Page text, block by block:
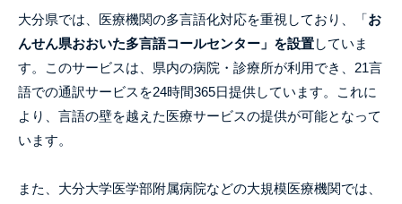
大分県では、医療機関の多言語化対応を重視しており、「お
んせん県おおいた多言語コールセンター」を設置していま
す。このサービスは、県内の病院・診療所が利用でき、21言
語での通訳サービスを24時間365日提供しています。これに
より、言語の壁を越えた医療サービスの提供が可能となって
います。
また、大分大学医学部附属病院などの大規模医療機関では、